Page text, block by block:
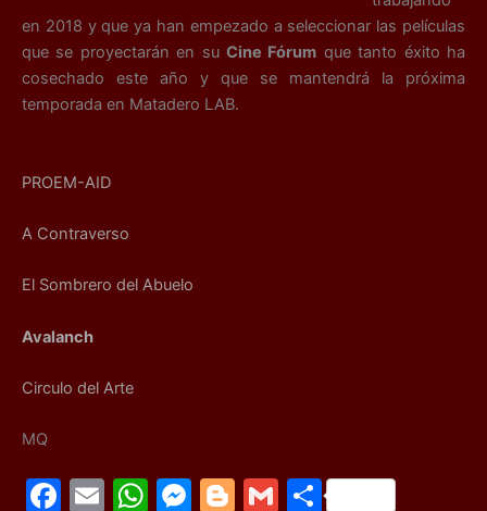
en 2018 y que ya han empezado a seleccionar las películas
que se proyectarán en su Cine Fórum que tanto éxito ha
cosechado este año y que se mantendrá la próxima
temporada en Matadero LAB.
PROEM-AID
A Contraverso
El Sombrero del Abuelo
Avalanch
Circulo del Arte
MQ
F
E
W M Bl G C